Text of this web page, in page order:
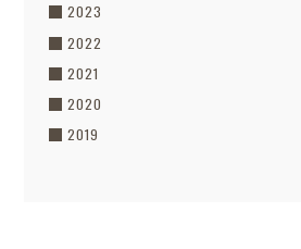
2023
2022
2021
2020
2019